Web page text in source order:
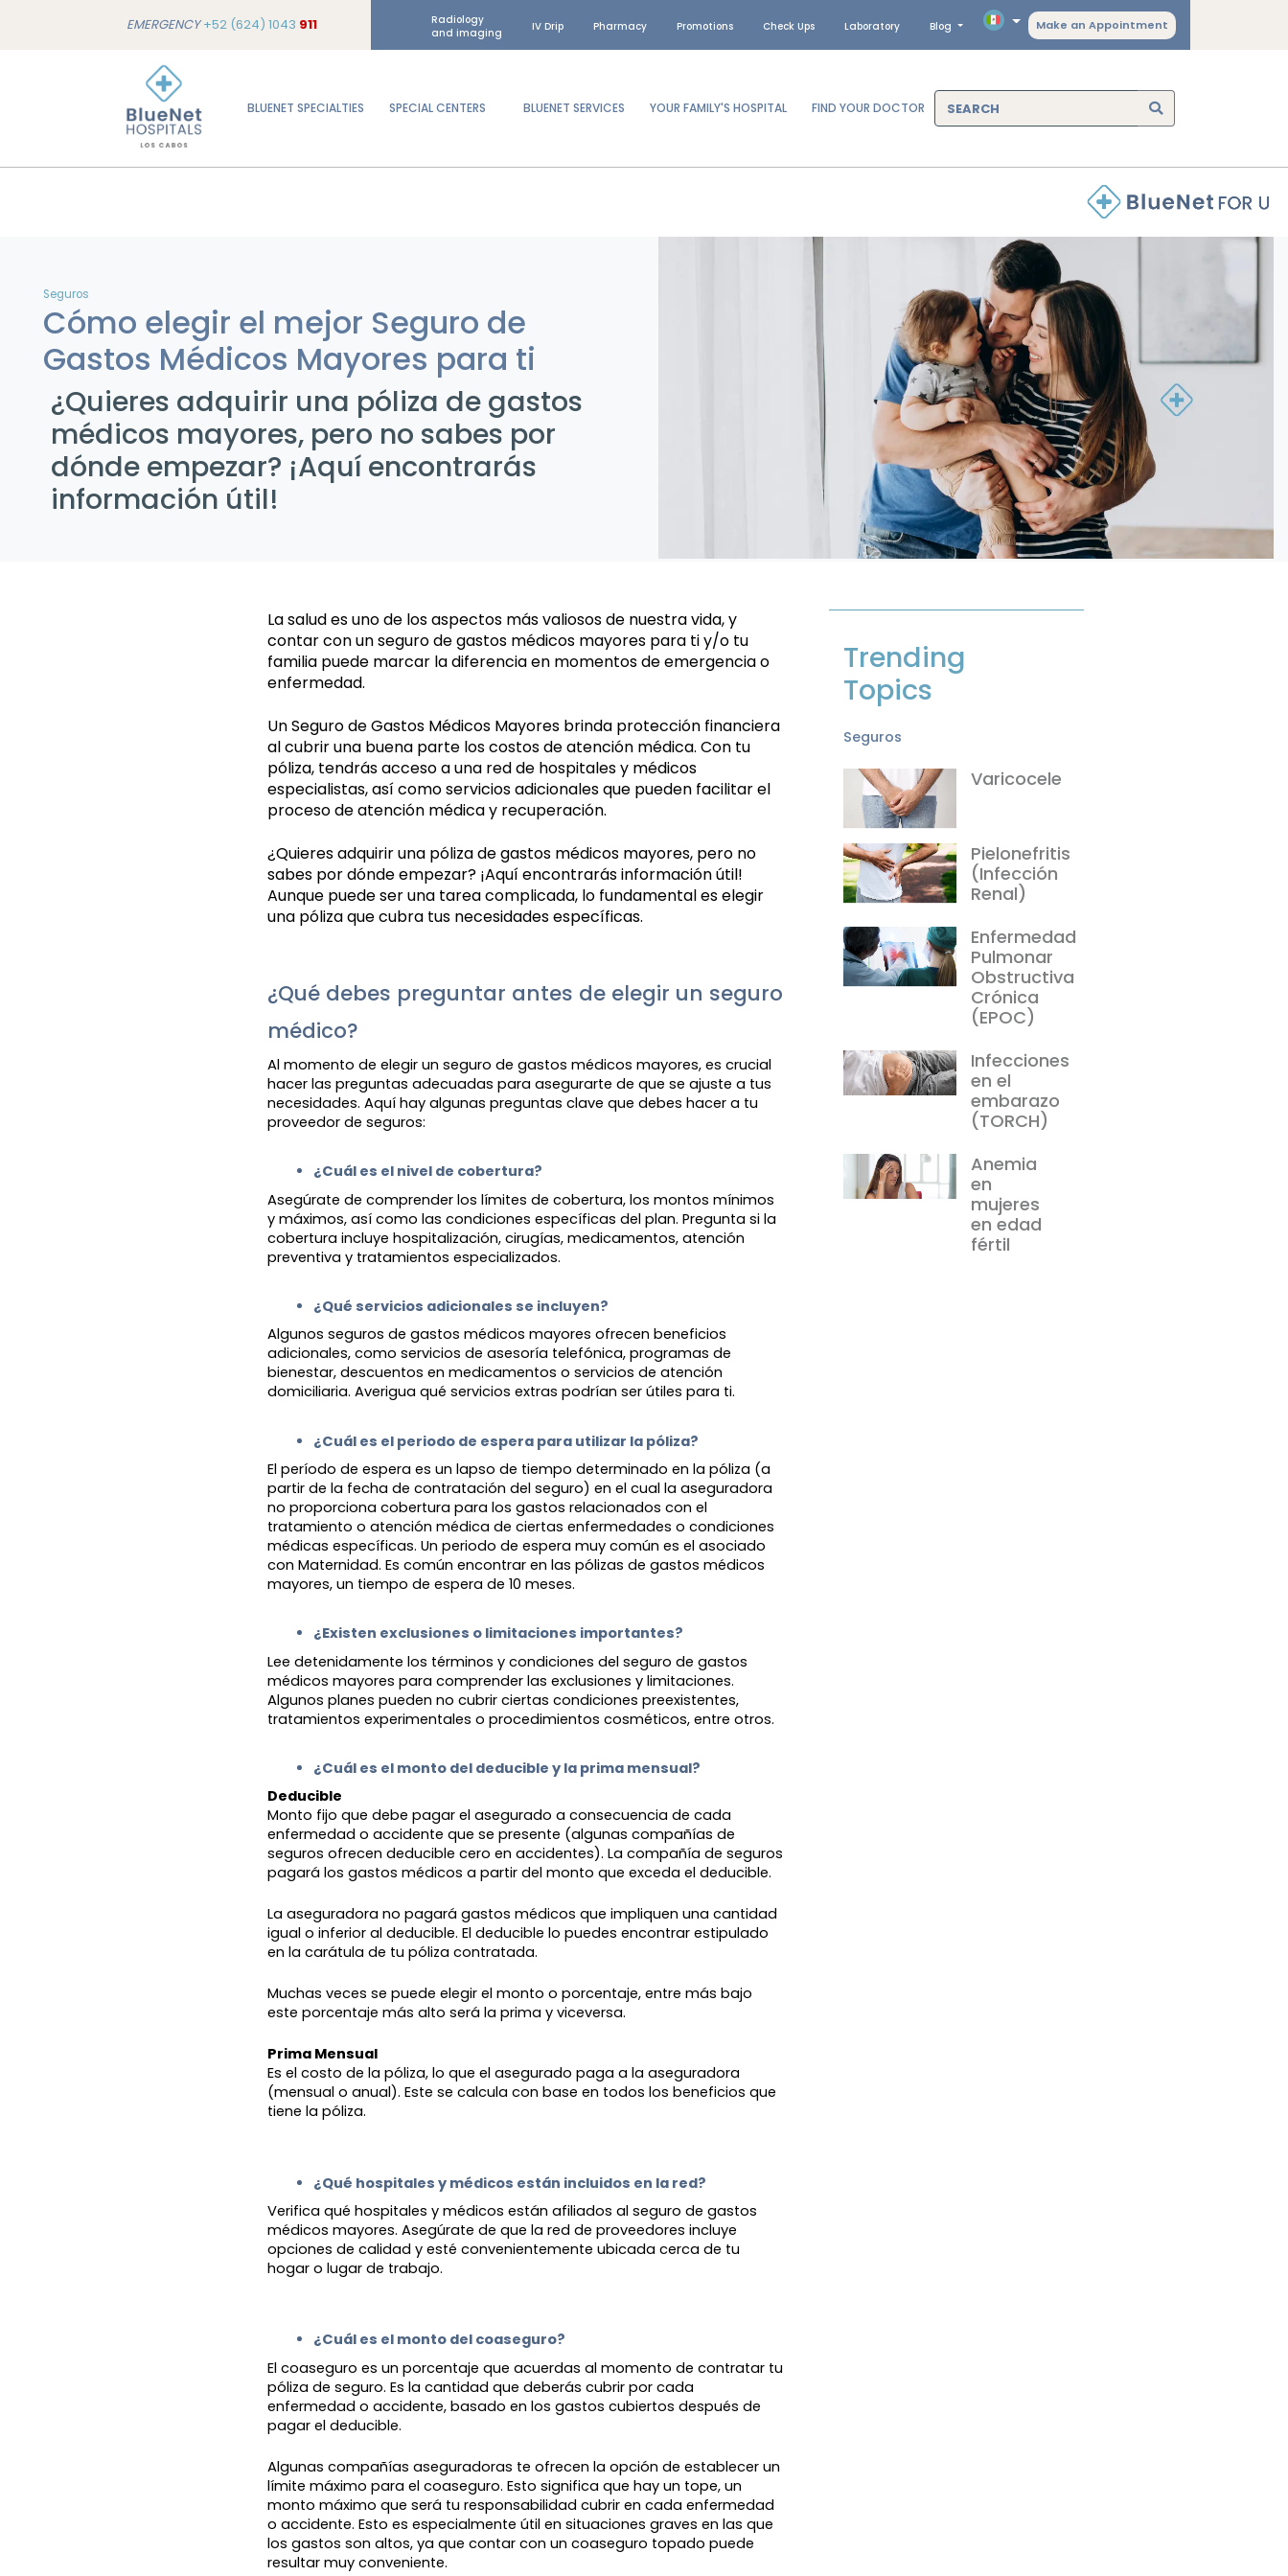
EMERGENCY+52 (624) 1043 911
Radiology
and imaging
IV Drip Pharmacy Promotions Check Ups Laboratory Blog Make an Appointment
BLUENET SPECIALTIES SPECIAL CENTERS BLUENET SERVICES YOUR FAMILY'S HOSPITAL FIND YOUR DOCTOR
Seguros
Cómo elegir el mejor Seguro de
Gastos Médicos Mayores para ti
¿Quieres adquirir una póliza de gastos
médicos mayores, pero no sabes por
dónde empezar? ¡Aquí encontrarás
información útil!
La salud es uno de los aspectos más valiosos de nuestra vida, y
contar con un seguro de gastos médicos mayores para ti y/o tu
familia puede marcar la diferencia en momentos de emergencia o
enfermedad.
Un Seguro de Gastos Médicos Mayores brinda protección financiera
al cubrir una buena parte los costos de atención médica. Con tu
póliza, tendrás acceso a una red de hospitales y médicos
especialistas, así como servicios adicionales que pueden facilitar el
proceso de atención médica y recuperación.
¿Quieres adquirir una póliza de gastos médicos mayores, pero no
sabes por dónde empezar? ¡Aquí encontrarás información útil!
Aunque puede ser una tarea complicada, lo fundamental es elegir
una póliza que cubra tus necesidades específicas.
¿Qué debes preguntar antes de elegir un seguro
médico?
Al momento de elegir un seguro de gastos médicos mayores, es crucial
hacer las preguntas adecuadas para asegurarte de que se ajuste a tus
necesidades. Aquí hay algunas preguntas clave que debes hacer a tu
proveedor de seguros:
¿Cuál es el nivel de cobertura?
Asegúrate de comprender los límites de cobertura, los montos mínimos
y máximos, así como las condiciones específicas del plan. Pregunta si la
cobertura incluye hospitalización, cirugías, medicamentos, atención
preventiva y tratamientos especializados.
¿Qué servicios adicionales se incluyen?
Algunos seguros de gastos médicos mayores ofrecen beneficios
adicionales, como servicios de asesoría telefónica, programas de
bienestar, descuentos en medicamentos o servicios de atención
domiciliaria. Averigua qué servicios extras podrían ser útiles para ti.
¿Cuál es el periodo de espera para utilizar la póliza?
El período de espera es un lapso de tiempo determinado en la póliza (a
partir de la fecha de contratación del seguro) en el cual la aseguradora
no proporciona cobertura para los gastos relacionados con el
tratamiento o atención médica de ciertas enfermedades o condiciones
médicas específicas. Un periodo de espera muy común es el asociado
con Maternidad. Es común encontrar en las pólizas de gastos médicos
mayores, un tiempo de espera de 10 meses.
¿Existen exclusiones o limitaciones importantes?
Lee detenidamente los términos y condiciones del seguro de gastos
médicos mayores para comprender las exclusiones y limitaciones.
Algunos planes pueden no cubrir ciertas condiciones preexistentes,
tratamientos experimentales o procedimientos cosméticos, entre otros.
¿Cuál es el monto del deducible y la prima mensual?
Deducible
Monto fijo que debe pagar el asegurado a consecuencia de cada
enfermedad o accidente que se presente (algunas compañías de
seguros ofrecen deducible cero en accidentes). La compañía de seguros
pagará los gastos médicos a partir del monto que exceda el deducible.
La aseguradora no pagará gastos médicos que impliquen una cantidad
igual o inferior al deducible. El deducible lo puedes encontrar estipulado
en la carátula de tu póliza contratada.
Muchas veces se puede elegir el monto o porcentaje, entre más bajo
este porcentaje más alto será la prima y viceversa.
Prima Mensual
Es el costo de la póliza, lo que el asegurado paga a la aseguradora
(mensual o anual). Este se calcula con base en todos los beneficios que
tiene la póliza.
¿Qué hospitales y médicos están incluidos en la red?
Verifica qué hospitales y médicos están afiliados al seguro de gastos
médicos mayores. Asegúrate de que la red de proveedores incluye
opciones de calidad y esté convenientemente ubicada cerca de tu
hogar o lugar de trabajo.
¿Cuál es el monto del coaseguro?
El coaseguro es un porcentaje que acuerdas al momento de contratar tu
póliza de seguro. Es la cantidad que deberás cubrir por cada
enfermedad o accidente, basado en los gastos cubiertos después de
pagar el deducible.
Algunas compañías aseguradoras te ofrecen la opción de establecer un
límite máximo para el coaseguro. Esto significa que hay un tope, un
monto máximo que será tu responsabilidad cubrir en cada enfermedad
o accidente. Esto es especialmente útil en situaciones graves en las que
los gastos son altos, ya que contar con un coaseguro topado puede
resultar muy conveniente.
Trending
Topics
Seguros
Varicocele
Pielonefritis
(Infección
Renal)
Enfermedad
Pulmonar
Obstructiva
Crónica
(EPOC)
Infecciones
en el
embarazo
(TORCH)
Anemia
en
mujeres
en edad
fértil